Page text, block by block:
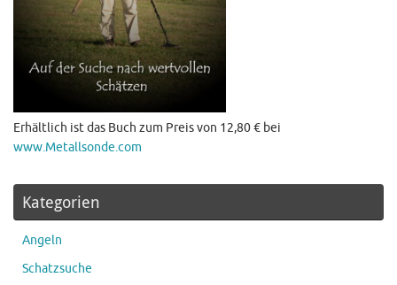
Erhältlich ist das Buch zum Preis von 12,80 € bei
www.Metallsonde.com
Kategorien
Angeln
Schatzsuche